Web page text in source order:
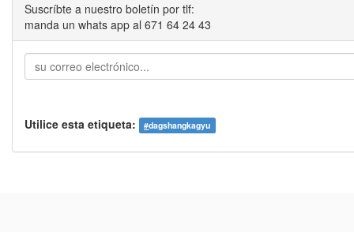
Suscríbte a nuestro boletín por tlf:
manda un whats app al 671 64 24 43
Utilice esta etiqueta: #dagshangkagyu